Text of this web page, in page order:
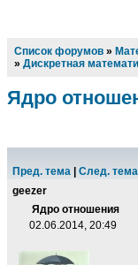
Список форумов »
» Дискретная
Ядро
Пред. тема
След. тема
geezer
Ядро отношения
02.06.2014, 20:49